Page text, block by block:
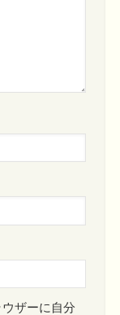
ザーに自分